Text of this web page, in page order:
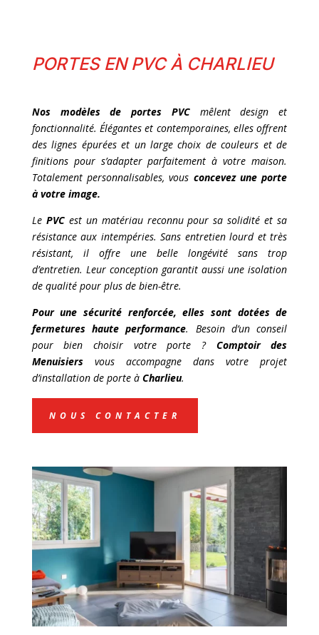
PORTES EN PVC À CHARLIEU
Nos modèles de portes PVCmêlent design et
fonctionnalité. Élégantes et contemporaines, elles offrent
des lignes épurées et un large choix de couleurs et de
finitions pour s’adapter parfaitement à votre maison.
Totalement personnalisables, vous concevez une porte
à votre image.
Le PVCest un matériau reconnu pour sa solidité et sa
résistance aux intempéries. Sans entretien lourd et très
résistant, il offre une belle longévité sans trop
d’entretien. Leur conception garantit aussi une isolation
de qualité pour plus de bien-être.
Pour une sécurité renforcée, elles sont dotées de
fermetures haute performance. Besoin d’un conseil
pour bien choisir votre porte ? Comptoir des
Menuisiersvous accompagne dans votre projet
d’installation de porte à Charlieu.
NOUS CONTACTER